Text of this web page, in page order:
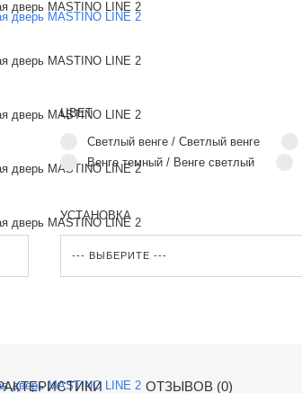
ЦВЕТ
Светлый венге / Светлый венге
Венге темный / Венге светлый
УСТАНОВКА
ОТЗЫВОВ (0)